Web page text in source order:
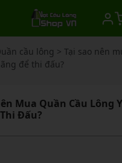
cầu lông > Tại sao nên
để thi đấu?
Mua Quần Cầu Lông
Đấu?